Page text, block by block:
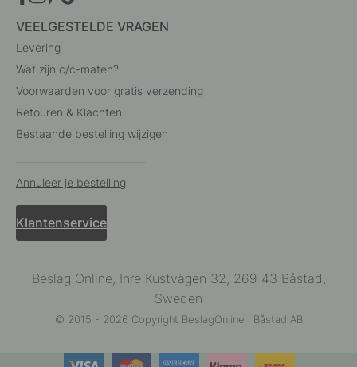
VEELGESTELDE VRAGEN
Levering
Wat zijn c/c-maten?
Voorwaarden voor gratis verzending
Retouren & Klachten
Bestaande bestelling wijzigen
Annuleer je bestelling
Klantenservice
Beslag Online, Inre Kustvägen 32, 269 43 Båstad,
Sweden
© 2015 - 2026 Copyright BeslagOnline i Båstad AB